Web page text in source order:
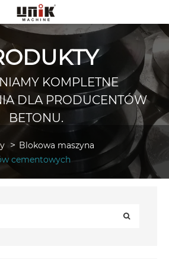
KOMPLETNE
DLA PRODUCENTÓW
BETONU.
Blokowa maszyna
cementowych